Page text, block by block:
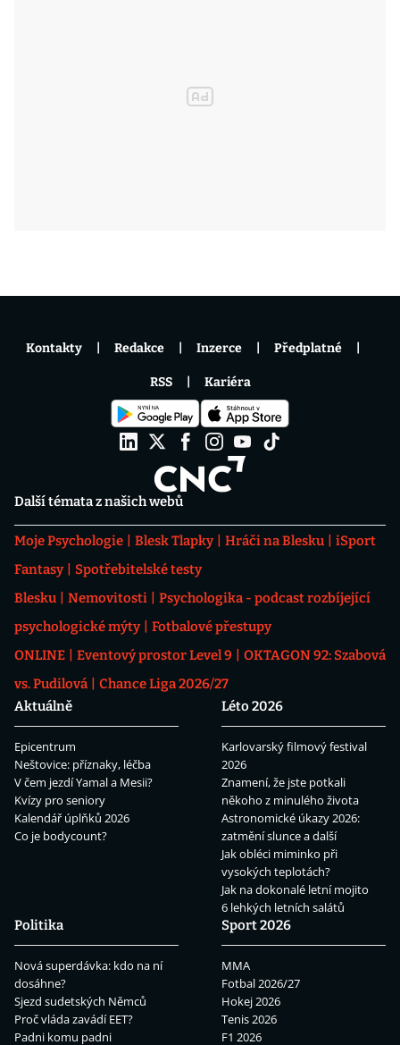
Další témata z našich webů
Moje Psychologie Blesk Tlapky Hráči na Blesku
iSport
Fantasy
Spotřebitelské testy
Blesku
Nemovitosti
Psychologika - podcast rozbíjející
psychologické mýty
Fotbalové přestupy
ONLINE
Eventový prostor Level 9
OKTAGON 92: Szabová
vs. Pudilová
Chance Liga 2026/27
Aktuálně
Epicentrum
Neštovice: příznaky, léčba
V čem jezdí Yamal a Mesii?
Kvízy pro seniory
Kalendář úplňků 2026
Co je bodycount?
Léto 2026
Karlovarský filmový festival
2026
Znamení, že jste potkali
někoho z minulého života
Astronomické úkazy 2026:
zatmění slunce a další
Jak obléci miminko při
vysokých teplotách?
Jak na dokonalé letní mojito
6 lehkých letních salátů
Politika
Nová superdávka: kdo na ní
dosáhne?
Sjezd sudetských Němců
Proč vláda zavádí EET?
Padni komu padni
Sport 2026
MMA
Fotbal 2026/27
Hokej 2026
Tenis 2026
F1 2026
Kontakty Redakce Inzerce Předplatné
RSS Kariéra